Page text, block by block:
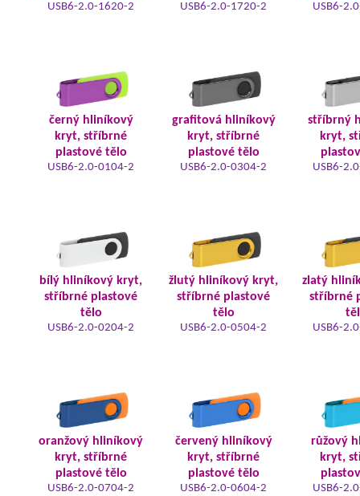
USB6-2.0-1620-2 USB6-2.0-1720-2 USB6-
černý hliníkový
kryt, stříbrné
plastové tělo
USB6-2.0-0104-2
grafitová hliníkový
kryt, stříbrné
plastové tělo
USB6-2.0-0304-2
stříbrný
kryt,
USB6-
bílý hliníkový kryt,
stříbrné plastové
tělo
USB6-2.0-0204-2
žlutý hliníkový kryt,
stříbrné plastové
tělo
USB6-2.0-0504-2
zlatý
stříbrné
USB6-
oranžový hliníkový
kryt, stříbrné
plastové tělo
USB6-2.0-0704-2
červený hliníkový
kryt, stříbrné
plastové tělo
USB6-2.0-0604-2
růžový
kryt,
USB6-